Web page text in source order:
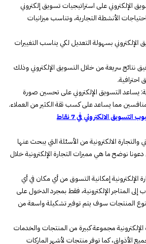
الإلكتروني على استراتيجيات تسويق إلكتروني
الأنشطة التجارية، وتناسب ميزانيات
الإلكتروني بسهولة التعديل لكي يناسب التغييرات
نتائج سريعة من خلال التسويق الإلكتروني وذلك
يساعد التسويق الإلكتروني على تحسين صورة
مما يساعد على كسب ثقة الكثير من العملاء.
التسويق الالكتروني في 7 نقاط
والتجارة الالكترونية من الأسئلة التي يبحث عنها
نوضح ما هي مميزات التجارة الإلكترونية خلال
الإلكترونية إمكانية التسوق من أي مكان في أي
المتاجر الإلكترونية، فقط بمجرد الدخول على
نوع المنتجات سوف يتم توفير تشكيلة واسعة من
الإلكترونية مجموعة كبيرة من المنتجات والخدمات
الأذواق، كما توفر منتجات لأشهر الماركات